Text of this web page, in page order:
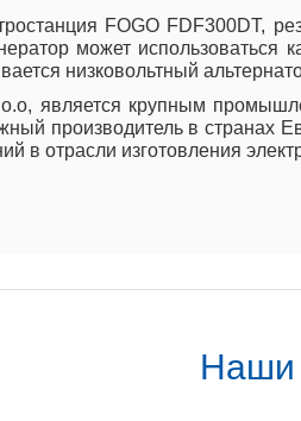
FOGO FDF300DT,
может использоваться
низковольтный
является крупным
производитель в странах
в отрасли изготовления
Наши